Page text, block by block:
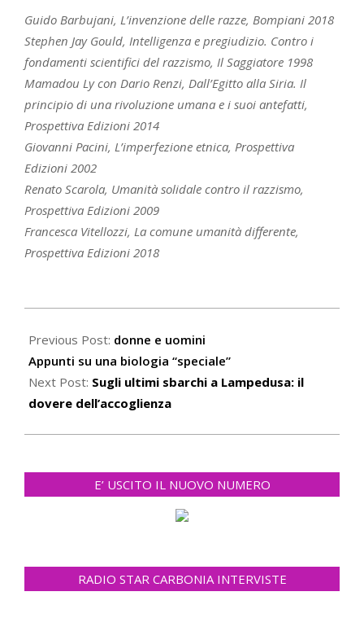
Guido Barbujani, L’invenzione delle razze, Bompiani 2018
Stephen Jay Gould, Intelligenza e pregiudizio. Contro i
fondamenti scientifici del razzismo, Il Saggiatore 1998
Mamadou Ly con Dario Renzi, Dall’Egitto alla Siria. Il
principio di una rivoluzione umana e i suoi antefatti,
Prospettiva Edizioni 2014
Giovanni Pacini, L’imperfezione etnica, Prospettiva
Edizioni 2002
Renato Scarola, Umanità solidale contro il razzismo,
Prospettiva Edizioni 2009
Francesca Vitellozzi, La comune umanità differente,
Prospettiva Edizioni 2018
05-
14
Previous Post: donne e uomini
Appunti su una biologia “speciale”
Next Post: Sugli ultimi sbarchi a Lampedusa: il
dovere dell’accoglienza
E’ USCITO IL NUOVO NUMERO
RADIO STAR CARBONIA INTERVISTE